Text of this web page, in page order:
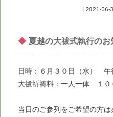
| 2021-06-
◆ 夏越の大祓式執行のお
日時：６月３０日（水） 午
大祓祈祷料：一人一体 １０
当日のご参列をご希望の方